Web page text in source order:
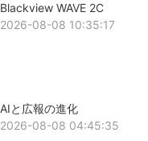
Blackview WAVE 2C
2026-08-08 10:35:17
AIと広報の進化
2026-08-08 04:45:35